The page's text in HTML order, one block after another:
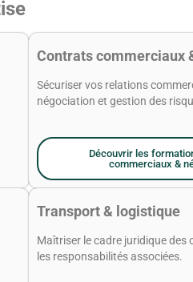
Contrats commerciaux
Sécuriser vos relations
négociation et gestion des
Découvrir les
commerciaux &
Transport & logistique
Maîtriser le cadre juridique
les responsabilités associées.